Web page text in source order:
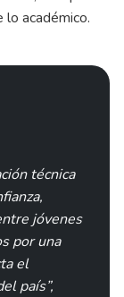
lo académico.
técnica
jóvenes
por una
el
país”,